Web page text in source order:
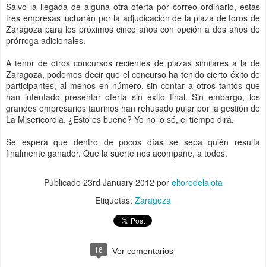
Salvo la llegada de alguna otra oferta por correo ordinario, estas
tres empresas lucharán por la adjudicación de la plaza de toros de
Zaragoza para los próximos cinco años con opción a dos años de
prórroga adicionales.
A tenor de otros concursos recientes de plazas similares a la de
Zaragoza, podemos decir que el concurso ha tenido cierto éxito de
participantes, al menos en número, sin contar a otros tantos que
han intentado presentar oferta sin éxito final. Sin embargo, los
grandes empresarios taurinos han rehusado pujar por la gestión de
La Misericordia. ¿Esto es bueno? Yo no lo sé, el tiempo dirá.
Se espera que dentro de pocos días se sepa quién resulta
finalmente ganador. Que la suerte nos acompañe, a todos.
Publicado 23rd January 2012 por eltorodelajota
Etiquetas: Zaragoza
16 Ver comentarios